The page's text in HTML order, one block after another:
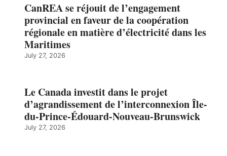
CanREA se réjouit de l’engagement
provincial en faveur de la coopération
régionale en matière d’électricité dans les
Maritimes
July 27, 2026
Le Canada investit dans le projet
d’agrandissement de l’interconnexion Île-
du-Prince-Édouard-Nouveau-Brunswick
July 27, 2026